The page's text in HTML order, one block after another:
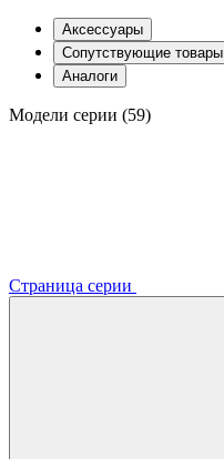
Аксессуары
Сопутствующие товары
Аналоги
Модели серии (59)
Страница серии